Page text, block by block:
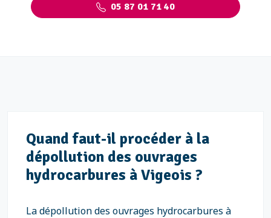
05 87 01 71 40
Quand faut-il procéder à la
dépollution des ouvrages
hydrocarbures à Vigeois ?
La dépollution des ouvrages hydrocarbures à